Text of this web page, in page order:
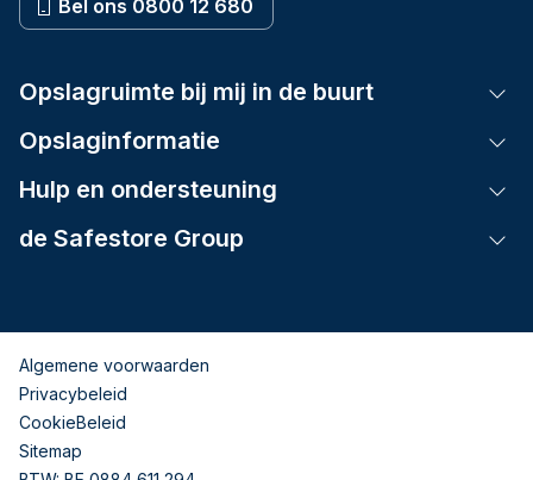
Bel ons 0800 12 680
Opslagruimte bij mij in de buurt
Opslaginformatie
Hulp en ondersteuning
de Safestore Group
Algemene voorwaarden
Privacybeleid
CookieBeleid
Sitemap